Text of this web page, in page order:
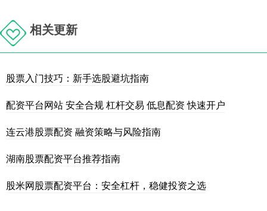
相关更新
股票入门技巧：新手选股避坑指南
配资平台网站 安全合规 杠杆交易 低息配资 快速开户
连云港股票配资 融资策略与风险指南
湖南股票配资平台推荐指南
股米网股票配资平台：安全杠杆，稳健投资之选